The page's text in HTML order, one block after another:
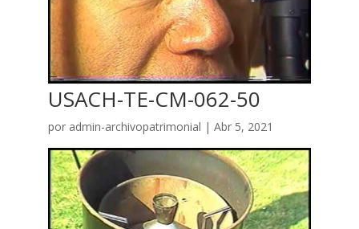
USACH-TE-CM-062-50
por admin-archivopatrimonial | Abr 5, 2021